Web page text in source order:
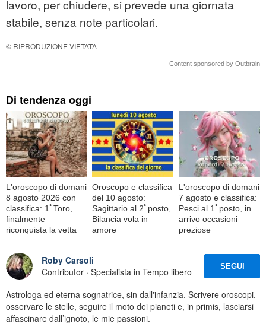
lavoro, per chiudere, si prevede una giornata
stabile, senza note particolari.
© RIPRODUZIONE VIETATA
Content sponsored by Outbrain
Di tendenza oggi
L'oroscopo di domani
8 agosto 2026 con
classifica: 1ﾟToro,
finalmente
riconquista la vetta
Oroscopo e classifica
del 10 agosto:
Sagittario al 2ﾟposto,
Bilancia vola in
amore
L'oroscopo di domani
7 agosto e classifica:
Pesci al 1ﾟposto, in
arrivo occasioni
preziose
Roby Carsoli
Contributor · Specialista in Tempo libero
SEGUI
Astrologa ed eterna sognatrice, sin dall'infanzia. Scrivere oroscopi,
osservare le stelle, seguire il moto dei pianeti e, in primis, lasciarsi
affascinare dall’ignoto, le mie passioni.